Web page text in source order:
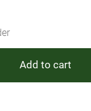
Add to cart